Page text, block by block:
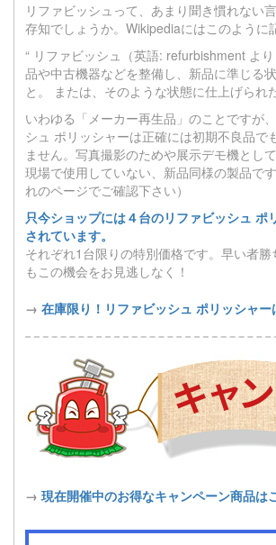
リファビッシュって、あまり聞き慣れない
存知でしょうか。Wikipediaにはこのように
“ リファビッシュ（英語: refurbishment よ
品や中古機器などを整備し、新品に準じる
と。 または、そのような状態に仕上げられ
いわゆる「メーカー再生品」のことですが
シュ ポリッシャーは正確には初期不良品で
ません。写真撮影のためや展示デモ機とし
現場で使用していない、新品同様の製品で
れのページでご確認下さい）
只今ショップには４台のリファビッシュ ポ
されています。
それぞれ1台限りの特別価格です。早い者勝
もこの機会をお見逃しなく！
→ 在庫限り！リファビッシュ ポリッシャー
→ 現在開催中のお得なキャンペーン商品は